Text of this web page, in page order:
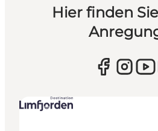
Hier finden